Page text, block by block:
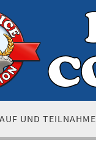
UND TEILNAHME